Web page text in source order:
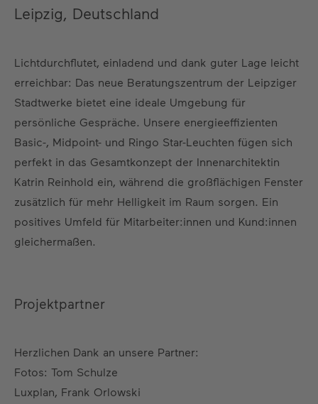
Leipzig, Deutschland
Lichtdurchflutet, einladend und dank guter Lage leicht
erreichbar: Das neue Beratungszentrum der Leipziger
Stadtwerke bietet eine ideale Umgebung für
persönliche Gespräche. Unsere energieeffizienten
Basic-, Midpoint- und Ringo Star-Leuchten fügen sich
perfekt in das Gesamtkonzept der Innenarchitektin
Katrin Reinhold ein, während die großflächigen Fenster
zusätzlich für mehr Helligkeit im Raum sorgen. Ein
positives Umfeld für Mitarbeiter:innen und Kund:innen
gleichermaßen.
Projektpartner
Herzlichen Dank an unsere Partner:
Fotos: Tom Schulze
Luxplan, Frank Orlowski